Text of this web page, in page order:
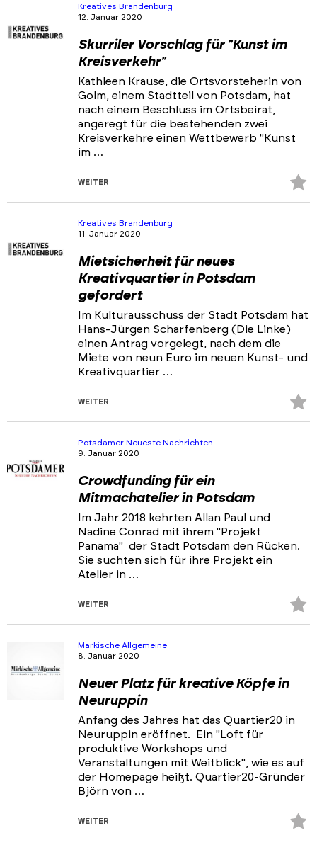
Kreatives Brandenburg
12. Januar 2020
Skurriler Vorschlag für "Kunst im
Kreisverkehr"
Kathleen Krause, die Ortsvorsteherin von
Golm, einem Stadtteil von Potsdam, hat
nach einem Beschluss im Ortsbeirat,
angeregt für die bestehenden zwei
Kreisverkehre einen Wettbewerb "Kunst
im …
WEITER
Kreatives Brandenburg
11. Januar 2020
Mietsicherheit für neues
Kreativquartier in Potsdam
gefordert
Im Kulturausschuss der Stadt Potsdam hat
Hans-Jürgen Scharfenberg (Die Linke)
einen Antrag vorgelegt, nach dem die
Miete von neun Euro im neuen Kunst- und
Kreativquartier …
WEITER
Potsdamer Neueste Nachrichten
9. Januar 2020
Crowdfunding für ein
Mitmachatelier in Potsdam
Im Jahr 2018 kehrten Allan Paul und
Nadine Conrad mit ihrem "Projekt
Panama" der Stadt Potsdam den Rücken.
Sie suchten sich für ihre Projekt ein
Atelier in …
WEITER
Märkische Allgemeine
8. Januar 2020
Neuer Platz für kreative Köpfe in
Neuruppin
Anfang des Jahres hat das Quartier20 in
Neuruppin eröffnet. Ein "Loft für
produktive Workshops und
Veranstaltungen mit Weitblick", wie es auf
der Homepage heißt. Quartier20-Gründer
Björn von …
WEITER